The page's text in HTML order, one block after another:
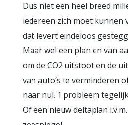
Dus niet een heel breed
iedereen zich moet kunnen
dat levert eindeloos
Maar wel een plan en van
om de CO2 uitstoot en de
van auto’s te verminderen
naar nul. 1 probleem
Of een nieuw deltaplan